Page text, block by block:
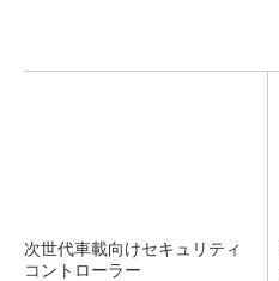
次世代車載向けセキュリティ
コントローラー